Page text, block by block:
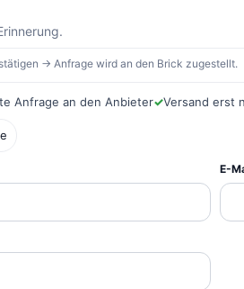
→ Anfrage wird an den Brick zugestellt.
Anfrage an den Anbieter✓Versand erst
E-